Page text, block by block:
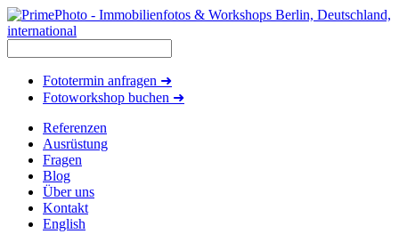
Fototermin anfragen ➜
Fotoworkshop buchen ➜
Referenzen
Ausrüstung
Fragen
Blog
Über uns
Kontakt
English